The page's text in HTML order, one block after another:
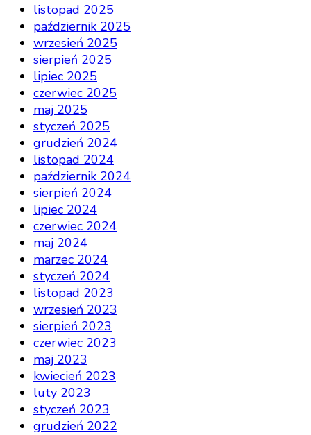
listopad 2025
październik 2025
wrzesień 2025
sierpień 2025
lipiec 2025
czerwiec 2025
maj 2025
styczeń 2025
grudzień 2024
listopad 2024
październik 2024
sierpień 2024
lipiec 2024
czerwiec 2024
maj 2024
marzec 2024
styczeń 2024
listopad 2023
wrzesień 2023
sierpień 2023
czerwiec 2023
maj 2023
kwiecień 2023
luty 2023
styczeń 2023
grudzień 2022